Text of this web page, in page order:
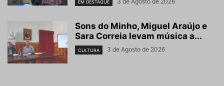
EM DESTAQUE
Sons do Minho, Miguel Araújo e
Sara Correia levam música a...
CULTURA 3 de Agosto de 2026